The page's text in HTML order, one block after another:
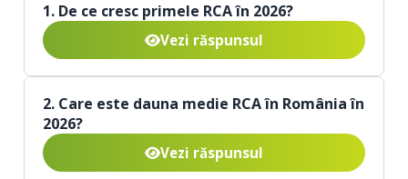
1. De ce cresc primele RCA în 2026?
Vezi răspunsul
2. Care este dauna medie RCA în România în
2026?
Vezi răspunsul